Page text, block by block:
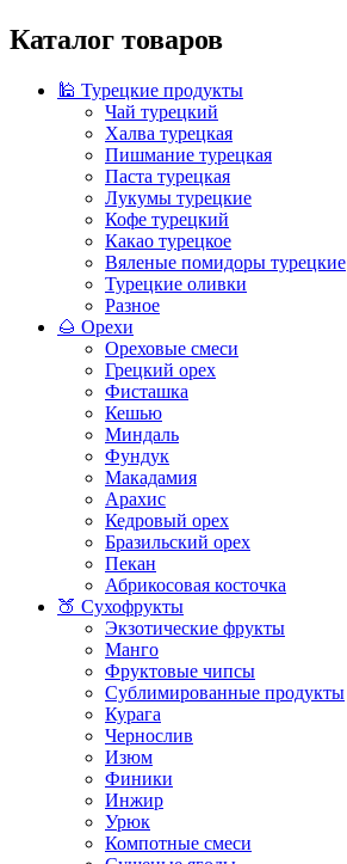
Каталог товаров
🕌 Турецкие продукты
Чай турецкий
Халва турецкая
Пишмание турецкая
Паста турецкая
Лукумы турецкие
Кофе турецкий
Какао турецкое
Вяленые помидоры турецкие
Турецкие оливки
Разное
🌰 Орехи
Ореховые смеси
Грецкий орех
Фисташка
Кешью
Миндаль
Фундук
Макадамия
Арахис
Кедровый орех
Бразильский орех
Пекан
Абрикосовая косточка
🍑 Сухофрукты
Экзотические фрукты
Манго
Фруктовые чипсы
Сублимированные продукты
Курага
Чернослив
Изюм
Финики
Инжир
Урюк
Компотные смеси